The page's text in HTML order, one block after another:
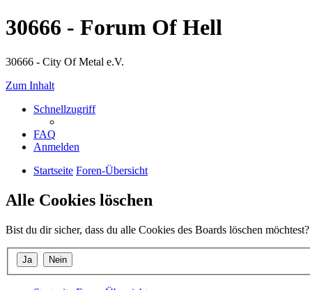
30666 - Forum Of Hell
30666 - City Of Metal e.V.
Zum Inhalt
Schnellzugriff
FAQ
Anmelden
Startseite Foren-Übersicht
Alle Cookies löschen
Bist du dir sicher, dass du alle Cookies des Boards löschen möchtest?